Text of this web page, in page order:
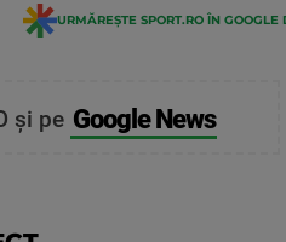
URMĂREȘTE SPORT.RO ÎN GOOGLE
și pe Google News